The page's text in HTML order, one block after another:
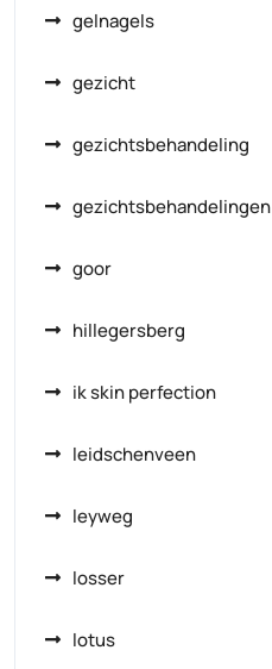
gelnagels
gezicht
gezichtsbehandeling
gezichtsbehandelingen
goor
hillegersberg
ik skin perfection
leidschenveen
leyweg
losser
lotus